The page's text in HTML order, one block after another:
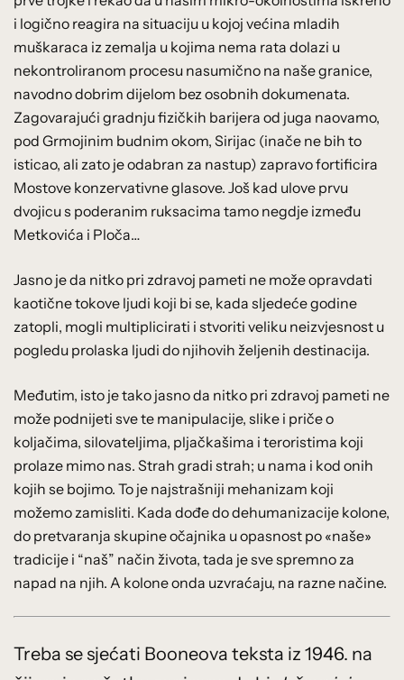
i logično reagira na situaciju u kojoj većina mladih
muškaraca iz zemalja u kojima nema rata dolazi u
nekontroliranom procesu nasumično na naše granice,
navodno dobrim dijelom bez osobnih dokumenata.
Zagovarajući gradnju fizičkih barijera od juga naovamo,
pod Grmojinim budnim okom, Sirijac (inače ne bih to
isticao, ali zato je odabran za nastup) zapravo fortificira
Mostove konzervativne glasove. Još kad ulove prvu
dvojicu s poderanim ruksacima tamo negdje između
Metkovića i Ploča…
Jasno je da nitko pri zdravoj pameti ne može opravdati
kaotične tokove ljudi koji bi se, kada sljedeće godine
zatopli, mogli multiplicirati i stvoriti veliku neizvjesnost u
pogledu prolaska ljudi do njihovih željenih destinacija.
Međutim, isto je tako jasno da nitko pri zdravoj pameti ne
može podnijeti sve te manipulacije, slike i priče o
koljačima, silovateljima, pljačkašima i teroristima koji
prolaze mimo nas. Strah gradi strah; u nama i kod onih
kojih se bojimo. To je najstrašniji mehanizam koji
možemo zamisliti. Kada dođe do dehumanizacije kolone,
do pretvaranja skupine očajnika u opasnost po «naše»
tradicije i “naš” način života, tada je sve spremno za
napad na njih. A kolone onda uzvraćaju, na razne načine.
Treba se sjećati Booneova teksta iz 1946. na